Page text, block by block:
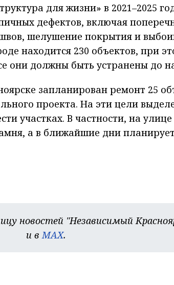
для жизни» в 2021–2025
дефектов, включая
шелушение покрытия и
находится 230 объектов, при
они должны быть устранены до
запланирован ремонт 25
проекта. На эти цели
участках. В частности, на
а в ближайшие дни
новостей "Независимый
и в MAX.